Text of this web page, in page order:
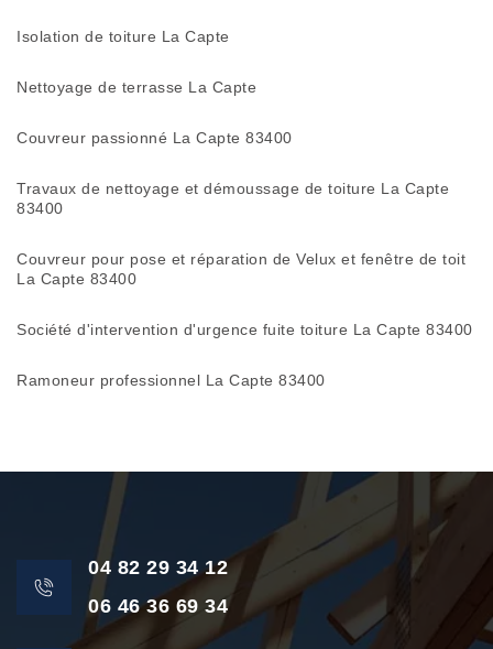
Isolation de toiture La Capte
Nettoyage de terrasse La Capte
Couvreur passionné La Capte 83400
Travaux de nettoyage et démoussage de toiture La Capte
83400
Couvreur pour pose et réparation de Velux et fenêtre de toit
La Capte 83400
Société d'intervention d'urgence fuite toiture La Capte 83400
Ramoneur professionnel La Capte 83400
04 82 29 34 12
06 46 36 69 34